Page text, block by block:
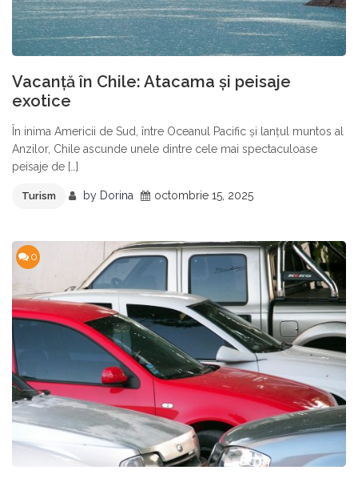
Vacanță în Chile: Atacama și peisaje
exotice
În inima Americii de Sud, între Oceanul Pacific și lanțul muntos al
Anzilor, Chile ascunde unele dintre cele mai spectaculoase
peisaje de […]
Turism by Dorina octombrie 15, 2025
0